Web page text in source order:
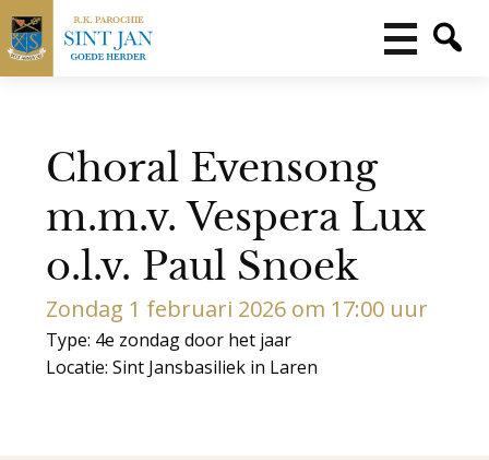
Choral Evensong
m.m.v. Vespera Lux
o.l.v. Paul Snoek
Zondag 1 februari 2026 om 17:00 uur
Type: 4e zondag door het jaar
Locatie: Sint Jansbasiliek in Laren